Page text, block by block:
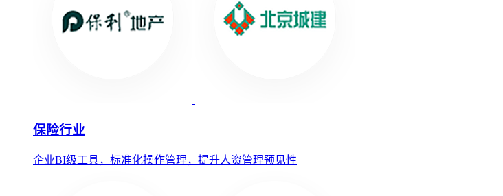
保险行业
企业BI级工具，标准化操作管理，提升人资管理预见性